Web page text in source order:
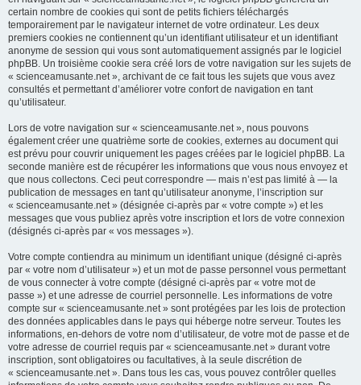
certain nombre de cookies qui sont de petits fichiers téléchargés
temporairement par le navigateur internet de votre ordinateur. Les deux
premiers cookies ne contiennent qu’un identifiant utilisateur et un identifiant
anonyme de session qui vous sont automatiquement assignés par le logiciel
phpBB. Un troisième cookie sera créé lors de votre navigation sur les sujets de
« scienceamusante.net », archivant de ce fait tous les sujets que vous avez
consultés et permettant d’améliorer votre confort de navigation en tant
qu’utilisateur.
Lors de votre navigation sur « scienceamusante.net », nous pouvons
également créer une quatrième sorte de cookies, externes au document qui
est prévu pour couvrir uniquement les pages créées par le logiciel phpBB. La
seconde manière est de récupérer les informations que vous nous envoyez et
que nous collectons. Ceci peut correspondre — mais n’est pas limité à — la
publication de messages en tant qu’utilisateur anonyme, l’inscription sur
« scienceamusante.net » (désignée ci-après par « votre compte ») et les
messages que vous publiez après votre inscription et lors de votre connexion
(désignés ci-après par « vos messages »).
Votre compte contiendra au minimum un identifiant unique (désigné ci-après
par « votre nom d’utilisateur ») et un mot de passe personnel vous permettant
de vous connecter à votre compte (désigné ci-après par « votre mot de
passe ») et une adresse de courriel personnelle. Les informations de votre
compte sur « scienceamusante.net » sont protégées par les lois de protection
des données applicables dans le pays qui héberge notre serveur. Toutes les
informations, en-dehors de votre nom d’utilisateur, de votre mot de passe et de
votre adresse de courriel requis par « scienceamusante.net » durant votre
inscription, sont obligatoires ou facultatives, à la seule discrétion de
« scienceamusante.net ». Dans tous les cas, vous pouvez contrôler quelles